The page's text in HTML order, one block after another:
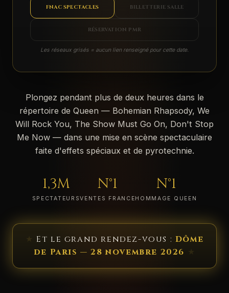
FNAC SPECTACLES BILLETTERIE SALLE
RÉSERVATION PMR
Les réseaux grisés = aucun lien renseigné pour cette date.
Plongez pendant plus de deux heures dans le
répertoire de Queen — Bohemian Rhapsody, We
Will Rock You, The Show Must Go On, Don't Stop
Me Now — dans une mise en scène spectaculaire
faite d'effets spéciaux et de pyrotechnie.
1,3M
SPECTATEURS
N°1
VENTES FRANCE
N°1
HOMMAGE QUEEN
★ Et le grand rendez-vous : Dôme
de Paris — 28 novembre 2026
★